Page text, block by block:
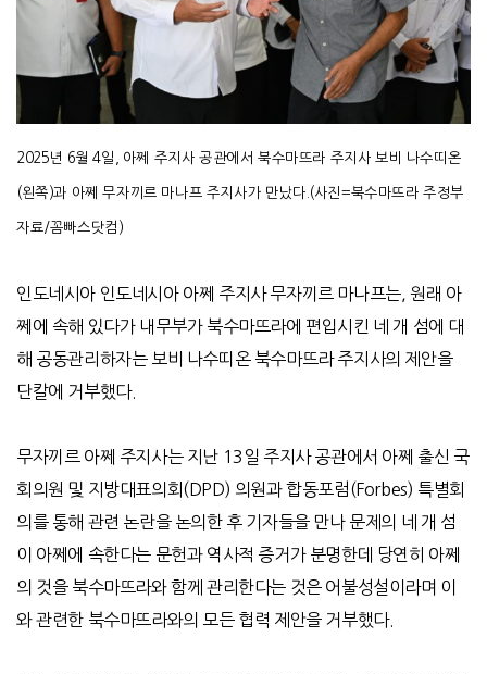
2025년 6월 4일, 아쩨 주지사 공관에서 북수마뜨라 주지사 보비 나수띠온
(왼쪽)과 아쩨 무자끼르 마나프 주지사가 만났다.(사진=북수마뜨라 주정부
자료/꼼빠스닷컴)
인도네시아 인도네시아 아쩨 주지사 무자끼르 마나프는,원래 아
쩨에 속해 있다가 내무부가 북수마뜨라에 편입시킨 네 개 섬에 대
해 공동관리하자는 보비 나수띠온 북수마뜨라 주지사의 제안을
단칼에 거부했다.
무자끼르 아쩨 주지사는 지난 13일 주지사 공관에서 아쩨 출신 국
회의원 및 지방대표의회 (DPD) 의원과 합동포럼(Forbes) 특별회
의를 통해 관련 논란을 논의한 후 기자들을 만나 문제의 네 개 섬
이 아쩨에 속한다는 문헌과 역사적 증거가 분명한데 당연히 아쩨
의 것을 북수마뜨라와 함께 관리한다는 것은 어불성설이라며 이
와 관련한 북수마뜨라와의 모든 협력 제안을 거부했다.